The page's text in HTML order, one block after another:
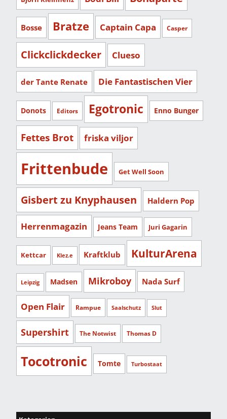
Bosse Bratze Captain Capa Casper
Clickclickdecker Clueso
der Tante Renate Die Fantastischen Vier
Donots Editors Egotronic Enno Bunger
Fettes Brot friska viljor
Frittenbude Get Well Soon
Gisbert zu Knyphausen Haldern Pop
Herrenmagazin Jeans Team Juri Gagarin
Kettcar Klez.e Kraftklub KulturArena
Leipzig Madsen Mikroboy Nada Surf
Open Flair Rampue Saalschutz Slut
Supershirt The Notwist Thomas D
Tocotronic Tomte Turbostaat